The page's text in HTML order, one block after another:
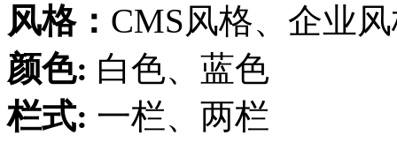
风格： CMS风格、企业
颜色: 白色、蓝色
栏式: 一栏、两栏